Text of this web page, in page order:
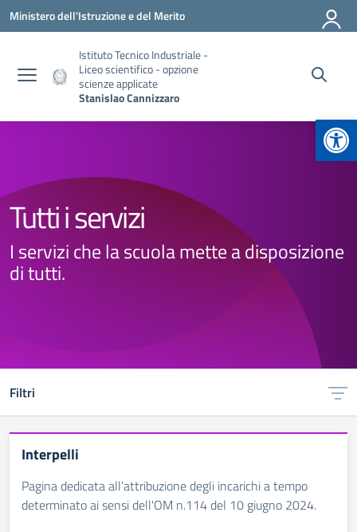
Vai ai contenuti
Vai al menu di navigazione
Vai al footer
Ministero dell'Istruzione e del Merito
Istituto Tecnico Industriale -
Liceo scientifico - opzione
scienze applicate
Stanislao Cannizzaro
Tutti i servizi
I servizi che la scuola mette a disposizione
di tutti.
Filtri
Interpelli
Pagina dedicata all’attribuzione degli incarichi a tempo
determinato ai sensi dell'OM n.114 del 10 giugno 2024.